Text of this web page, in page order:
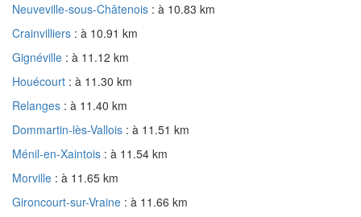
Neuveville-sous-Châtenois : à 10.83 km
Crainvilliers : à 10.91 km
Gignéville : à 11.12 km
Houécourt : à 11.30 km
Relanges : à 11.40 km
Dommartin-lès-Vallois : à 11.51 km
Ménil-en-Xaintois : à 11.54 km
Morville : à 11.65 km
Gironcourt-sur-Vraine : à 11.66 km